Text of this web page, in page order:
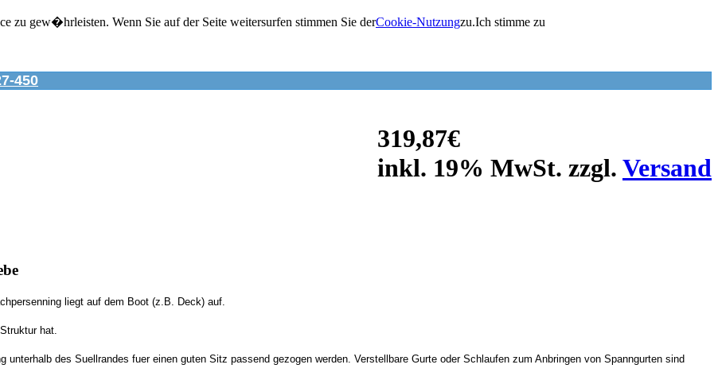
zu gew�hrleisten. Wenn Sie auf der Seite weitersurfen stimmen Sie derCookie-Nutzungzu.Ich stimme zu
450
319,87€
inkl. 19% MwSt. zzgl. Versand
liegt auf dem Boot (z.B. Deck) auf.
hat.
unterhalb des Suellrandes fuer einen guten Sitz passend gezogen werden. Verstellbare Gurte oder Schlaufen zum Anbringen von Spanngurten sind